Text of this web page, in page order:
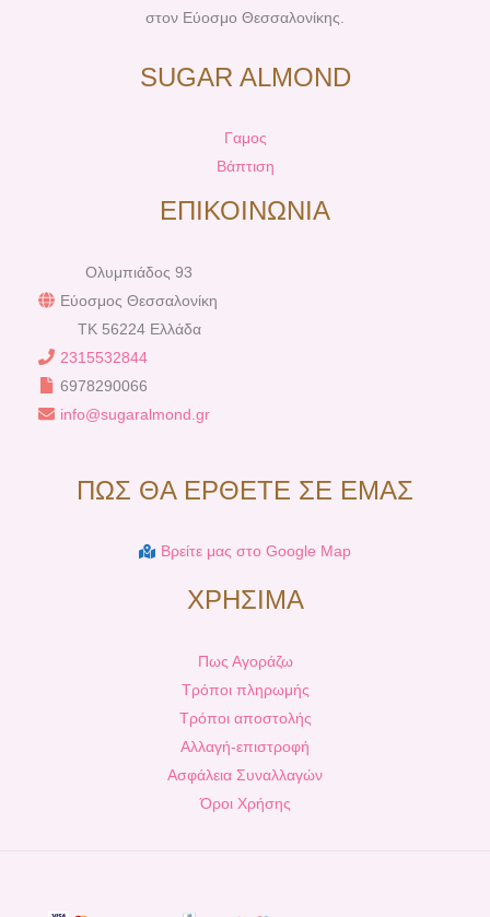
στον Εύοσμο Θεσσαλονίκης.
SUGAR ALMOND
Γαμος
Βάπτιση
ΕΠΙΚΟΙΝΩΝΙΑ
Ολυμπιάδος 93
Εύοσμος Θεσσαλονίκη
TK 56224 Ελλάδα
2315532844
6978290066
info@sugaralmond.gr
ΠΩΣ ΘΑ ΕΡΘΕΤΕ ΣΕ ΕΜΑΣ
Βρείτε μας στο Google Map
ΧΡΗΣΙΜΑ
Πως Αγοράζω
Τρόποι πληρωμής
Τρόποι αποστολής
Αλλαγή-επιστροφή
Ασφάλεια Συναλλαγών
Όροι Χρήσης